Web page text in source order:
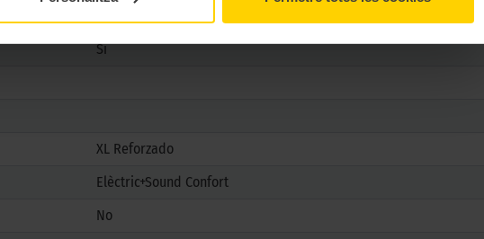
Si
XL Reforzado
Elèctric+Sound Confort
No